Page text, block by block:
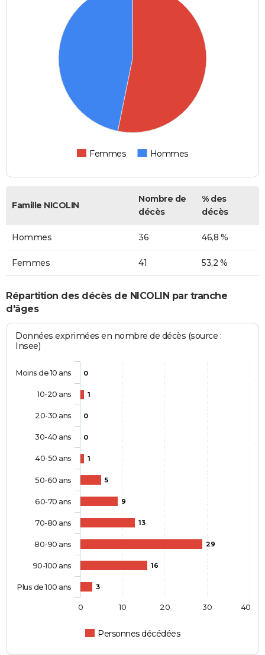
Femmes Hommes
Famille NICOLIN
Nombre de
décès
% des
décès
Hommes 36 46,8 %
Femmes 41 53,2 %
Répartition des décès de NICOLIN par tranche
d'âges
Données exprimées en nombre de décès (source :
Insee)
0
1
0
0
1
5
9
13
29
16
3
Personnes décédées
Moins de 10 ans
10-20 ans
20-30 ans
30-40 ans
40-50 ans
50-60 ans
60-70 ans
70-80 ans
80-90 ans
90-100 ans
Plus de 100 ans
0 10 20 30 40